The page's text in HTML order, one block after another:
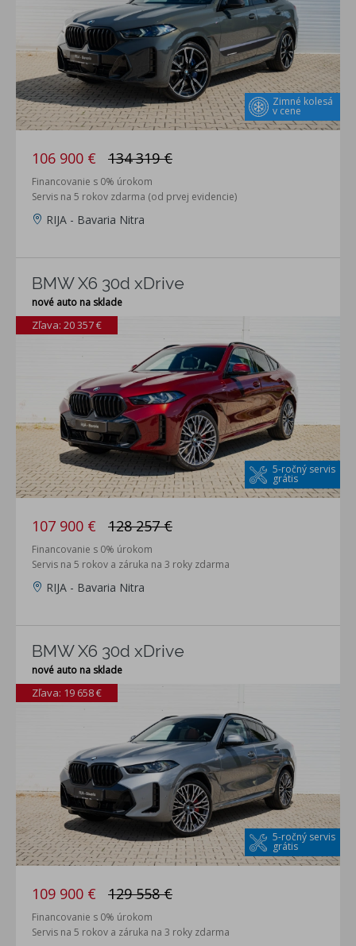
Zimné kolesá
v cene
106 900 € 134 319 €
Financovanie s 0% úrokom
Servis na 5 rokov zdarma (od prvej evidencie)
RIJA - Bavaria Nitra
BMW X6 30d xDrive
nové auto na sklade
5-ročný servis
grátis
Zľava: 20 357 €
107 900 € 128 257 €
Financovanie s 0% úrokom
Servis na 5 rokov a záruka na 3 roky zdarma
RIJA - Bavaria Nitra
BMW X6 30d xDrive
nové auto na sklade
5-ročný servis
grátis
Zľava: 19 658 €
109 900 € 129 558 €
Financovanie s 0% úrokom
Servis na 5 rokov a záruka na 3 roky zdarma